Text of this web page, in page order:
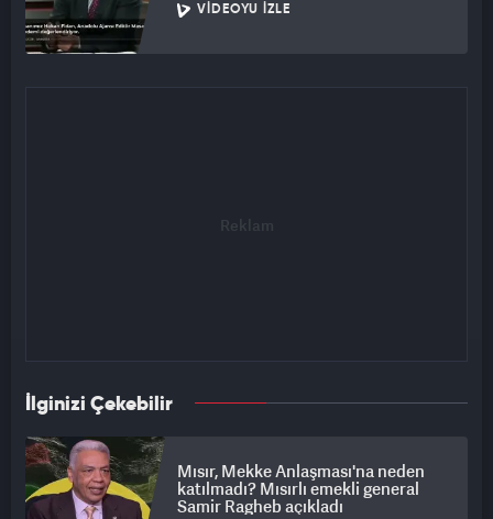
VIDEOYU İZLE
İlginizi Çekebilir
Mısır, Mekke Anlaşması'na neden
katılmadı? Mısırlı emekli general
Samir Ragheb açıkladı